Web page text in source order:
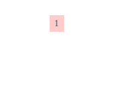
1